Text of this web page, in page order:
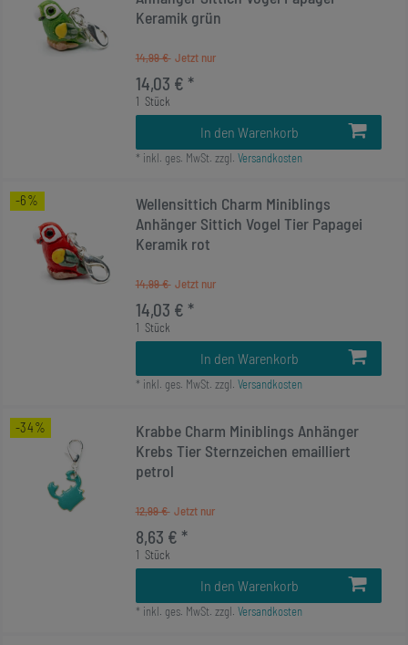
Keramik grün
14,99 €
14,03 € *
1 Stück
In den Warenkorb
* inkl. ges. MwSt. zzgl. Versandkosten
-6%
Wellensittich Charm Miniblings
Anhänger Sittich Vogel Tier Papagei
Keramik rot
14,99 €
14,03 € *
1 Stück
In den Warenkorb
* inkl. ges. MwSt. zzgl. Versandkosten
-34%
Krabbe Charm Miniblings Anhänger
Krebs Tier Sternzeichen emailliert
petrol
12,99 €
8,63 € *
1 Stück
In den Warenkorb
* inkl. ges. MwSt. zzgl. Versandkosten